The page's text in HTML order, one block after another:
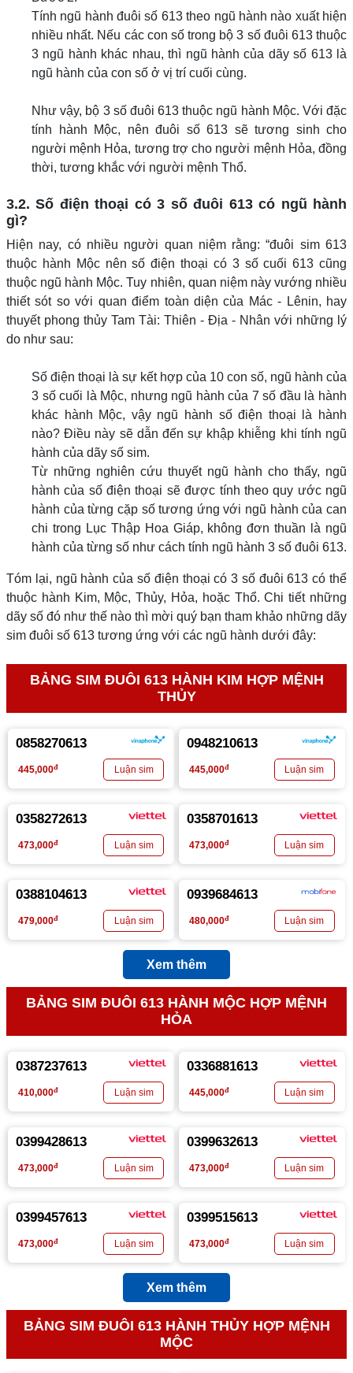
Tính ngũ hành đuôi số 613 theo ngũ hành nào xuất hiện
nhiều nhất. Nếu các con số trong bộ 3 số đuôi 613 thuộc
3 ngũ hành khác nhau, thì ngũ hành của dãy số 613 là
ngũ hành của con số ở vị trí cuối cùng.
Như vậy, bộ 3 số đuôi 613 thuộc ngũ hành Mộc. Với đặc
tính hành Mộc, nên đuôi số 613 sẽ tương sinh cho
người mệnh Hỏa, tương trợ cho người mệnh Hỏa, đồng
thời, tương khắc với người mệnh Thổ.
3.2. Số điện thoại có 3 số đuôi 613 có ngũ hành
gì?
Hiện nay, có nhiều người quan niệm rằng: “đuôi sim 613
thuộc hành Mộc nên số điện thoại có 3 số cuối 613 cũng
thuộc ngũ hành Mộc. Tuy nhiên, quan niệm này vướng nhiều
thiết sót so với quan điểm toàn diện của Mác - Lênin, hay
thuyết phong thủy Tam Tài: Thiên - Địa - Nhân với những lý
do như sau:
Số điện thoại là sự kết hợp của 10 con số, ngũ hành của
3 số cuối là Mộc, nhưng ngũ hành của 7 số đầu là hành
khác hành Mộc, vậy ngũ hành số điện thoại là hành
nào? Điều này sẽ dẫn đến sự khập khiễng khi tính ngũ
hành của dãy số sim.
Từ những nghiên cứu thuyết ngũ hành cho thấy, ngũ
hành của số điện thoại sẽ được tính theo quy ước ngũ
hành của từng cặp số tương ứng với ngũ hành của can
chi trong Lục Thập Hoa Giáp, không đơn thuần là ngũ
hành của từng số như cách tính ngũ hành 3 số đuôi 613.
Tóm lại, ngũ hành của số điện thoại có 3 số đuôi 613 có thể
thuộc hành Kim, Mộc, Thủy, Hỏa, hoặc Thổ. Chi tiết những
dãy số đó như thế nào thì mời quý bạn tham khảo những dãy
sim đuôi số 613 tương ứng với các ngũ hành dưới đây:
BẢNG SIM ĐUÔI 613 HÀNH KIM HỢP MỆNH
THỦY
0858270613
445,000đ
0948210613
445,000đ
0358272613
473,000đ
0358701613
473,000đ
0388104613
479,000đ
0939684613
480,000đ
Xem thêm
BẢNG SIM ĐUÔI 613 HÀNH MỘC HỢP MỆNH
HỎA
0387237613
410,000đ
0336881613
445,000đ
0399428613
473,000đ
0399632613
473,000đ
0399457613
473,000đ
0399515613
473,000đ
Xem thêm
BẢNG SIM ĐUÔI 613 HÀNH THỦY HỢP MỆNH
MỘC